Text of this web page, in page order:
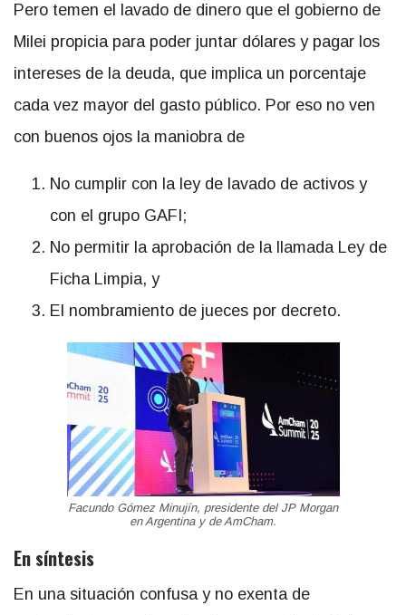
Pero temen el lavado de dinero que el gobierno de
Milei propicia para poder juntar dólares y pagar los
intereses de la deuda, que implica un porcentaje
cada vez mayor del gasto público. Por eso no ven
con buenos ojos la maniobra de
No cumplir con la ley de lavado de activos y
con el grupo GAFI;
No permitir la aprobación de la llamada Ley de
Ficha Limpia, y
El nombramiento de jueces por decreto.
Facundo Gómez Minujín, presidente del JP Morgan
en Argentina y de AmCham.
En síntesis
En una situación confusa y no exenta de